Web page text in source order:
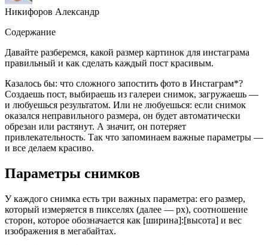
Никифоров Александр
Содержание
Давайте разберемся, какой размер картинок для инстаграма
правильный и как сделать каждый пост красивым.
Казалось бы: что сложного запостить фото в Инстаграм*?
Создаешь пост, выбираешь из галереи снимок, загружаешь —
и любуешься результатом. Или не любуешься: если снимок
оказался неправильного размера, он будет автоматически
обрезан или растянут. А значит, он потеряет
привлекательность. Так что запоминаем важные параметры —
и все делаем красиво.
Параметры снимков
У каждого снимка есть три важных параметра: его размер,
который измеряется в пикселях (далее — рх), соотношение
сторон, которое обозначается как [ширина]:[высота] и вес
изображения в мегабайтах.